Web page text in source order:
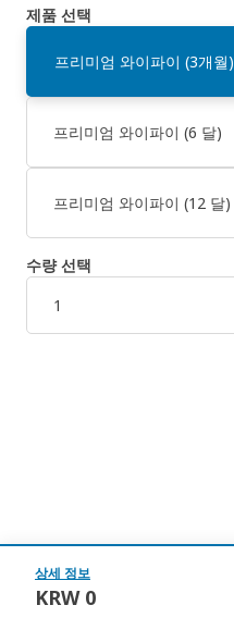
제품 선택
프리미엄 와이파이 (3개월)
프리미엄 와이파이 (6 달)
프리미엄 와이파이 (12 달)
수량 선택
상세 정보
KRW 0